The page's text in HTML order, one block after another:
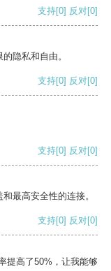
支持[0] 反对[0]
隐私和自由。
支持[0] 反对[0]
支持[0] 反对[0]
最高安全性的连接。
支持[0] 反对[0]
提高了50%，让我能够